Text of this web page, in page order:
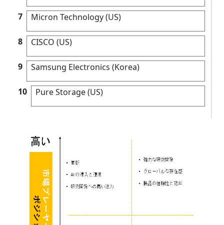
7 Micron Technology (US)
8 CISCO (US)
9 Samsung Electronics (Korea)
10 Pure Storage (US)